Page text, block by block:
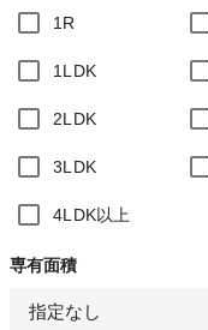
1R
1LDK
2LDK
3LDK
4LDK以上
専有面積
指定なし